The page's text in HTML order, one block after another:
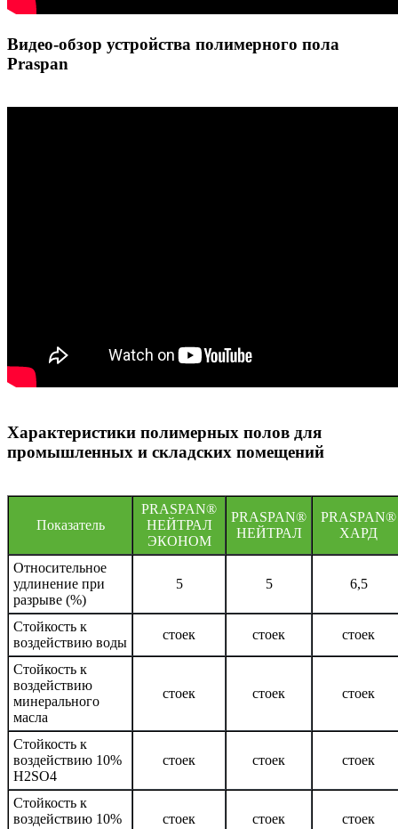
Видео-обзор устройства полимерного пола
Praspan
Характеристики полимерных полов для
промышленных и складских помещений
Показатель
PRASPAN®
НЕЙТРАЛ
ЭКОНОМ
PRASPAN®
НЕЙТРАЛ
PRASPAN®
ХАРД
Относительное
удлинение при
разрыве (%)
5 5 6,5
Стойкость к
воздействию воды
стоек стоек стоек
Стойкость к
воздействию
минерального
масла
стоек стоек стоек
Стойкость к
воздействию 10%
H2SO4
стоек стоек стоек
Стойкость к
воздействию 10%
стоек стоек стоек